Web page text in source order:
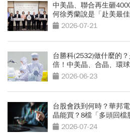
中美晶、聯合再生砸
何徐秀蘭說是「赴美最
2026-07-21
台勝科(2532)做什麼的
倍！中美晶、合晶、環
漲？2026-06-23
台股會跌到何時？華邦
晶能買？8檔「多頭回檔
光 2026-07-24